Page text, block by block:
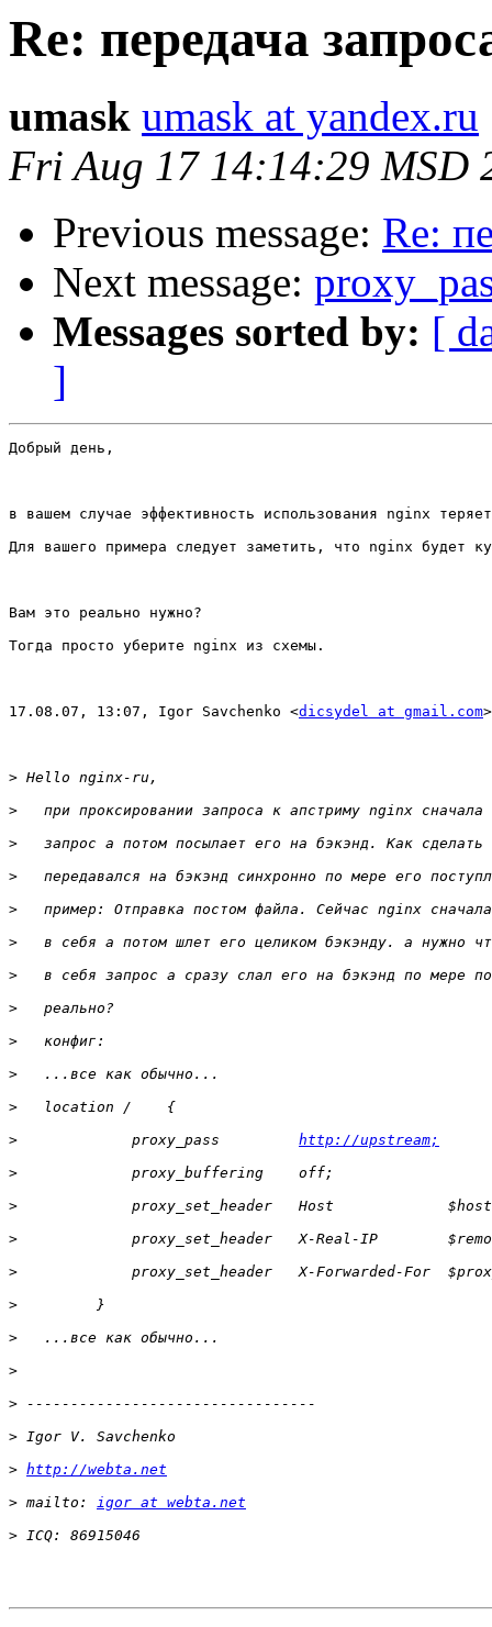
Re: передача
umask umask at yandex.ru
Fri Aug 17 14:14:29 MSD
Previous message: Re:
Next message:
Messages sorted by: [
]
Добрый день,
в вашем случае эффективность использования nginx
Для вашего примера следует заметить, что nginx будет
Вам это реально нужно?
Тогда просто уберите nginx из схемы.
17.08.07, 13:07, Igor Savchenko <dicsydel at gmail.com
>
>
>
>
>
>
>
>
>
>
>
>
             proxy_pass
http://upstream;
>
>
>
>
>
>
>
>
>
> http://webta.net
> mailto: igor at webta.net
>